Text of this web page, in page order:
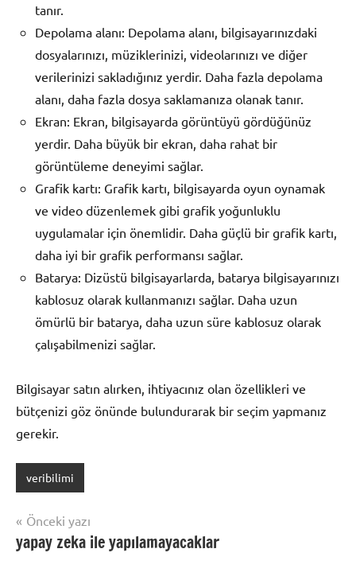
tanır.
Depolama alanı: Depolama alanı, bilgisayarınızdaki
dosyalarınızı, müziklerinizi, videolarınızı ve diğer
verilerinizi sakladığınız yerdir. Daha fazla depolama
alanı, daha fazla dosya saklamanıza olanak tanır.
Ekran: Ekran, bilgisayarda görüntüyü gördüğünüz
yerdir. Daha büyük bir ekran, daha rahat bir
görüntüleme deneyimi sağlar.
Grafik kartı: Grafik kartı, bilgisayarda oyun oynamak
ve video düzenlemek gibi grafik yoğunluklu
uygulamalar için önemlidir. Daha güçlü bir grafik kartı,
daha iyi bir grafik performansı sağlar.
Batarya: Dizüstü bilgisayarlarda, batarya bilgisayarınızı
kablosuz olarak kullanmanızı sağlar. Daha uzun
ömürlü bir batarya, daha uzun süre kablosuz olarak
çalışabilmenizi sağlar.
Bilgisayar satın alırken, ihtiyacınız olan özellikleri ve
bütçenizi göz önünde bulundurarak bir seçim yapmanız
gerekir.
veribilimi
Yazı
gezinmesi
Önceki yazı
yapay zeka ile yapılamayacaklar